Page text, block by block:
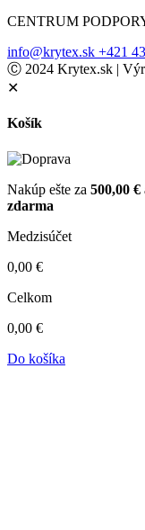
CENTRUM
info@krytex.sk +421
Ⓒ 2024 Krytex.sk |
✕
Košík
Nakúp ešte za 500,00 €
zdarma
Medzisúčet
0,00 €
Celkom
0,00 €
Do košíka